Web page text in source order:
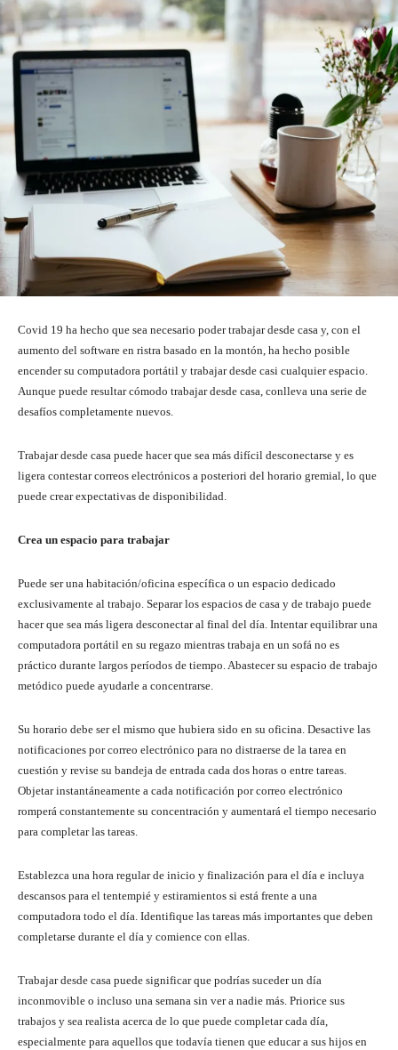
Covid 19 ha hecho que sea necesario poder trabajar desde casa y, con el
aumento del software en ristra basado en la montón, ha hecho posible
encender su computadora portátil y trabajar desde casi cualquier espacio.
Aunque puede resultar cómodo trabajar desde casa, conlleva una serie de
desafíos completamente nuevos.
Trabajar desde casa puede hacer que sea más difícil desconectarse y es
ligera contestar correos electrónicos a posteriori del horario gremial, lo que
puede crear expectativas de disponibilidad.
Crea un espacio para trabajar
Puede ser una habitación/oficina específica o un espacio dedicado
exclusivamente al trabajo. Separar los espacios de casa y de trabajo puede
hacer que sea más ligera desconectar al final del día. Intentar equilibrar una
computadora portátil en su regazo mientras trabaja en un sofá no es
práctico durante largos períodos de tiempo. Abastecer su espacio de trabajo
metódico puede ayudarle a concentrarse.
Su horario debe ser el mismo que hubiera sido en su oficina. Desactive las
notificaciones por correo electrónico para no distraerse de la tarea en
cuestión y revise su bandeja de entrada cada dos horas o entre tareas.
Objetar instantáneamente a cada notificación por correo electrónico
romperá constantemente su concentración y aumentará el tiempo necesario
para completar las tareas.
Establezca una hora regular de inicio y finalización para el día e incluya
descansos para el tentempié y estiramientos si está frente a una
computadora todo el día. Identifique las tareas más importantes que deben
completarse durante el día y comience con ellas.
Trabajar desde casa puede significar que podrías suceder un día
inconmovible o incluso una semana sin ver a nadie más. Priorice sus
trabajos y sea realista acerca de lo que puede completar cada día,
especialmente para aquellos que todavía tienen que educar a sus hijos en